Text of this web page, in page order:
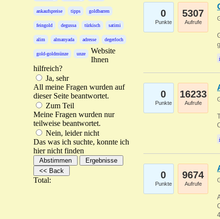
ankaufspreise tipps goldbarren
feingold degussa türkisch satimi
alim almanyada adresse degerloch
gold-goldmünze unze
Website
Ihnen
hilfreich?
Ja, sehr
All meine Fragen wurden auf
dieser Seite beantwortet.
Zum Teil
Meine Fragen wurden nur
teilweise beantwortet.
Nein, leider nicht
Das was ich suchte, konnte ich
hier nicht finden
Total:
0
Punkte
5307
Aufrufe
0
Punkte
16233
Aufrufe
0
Punkte
9674
Aufrufe